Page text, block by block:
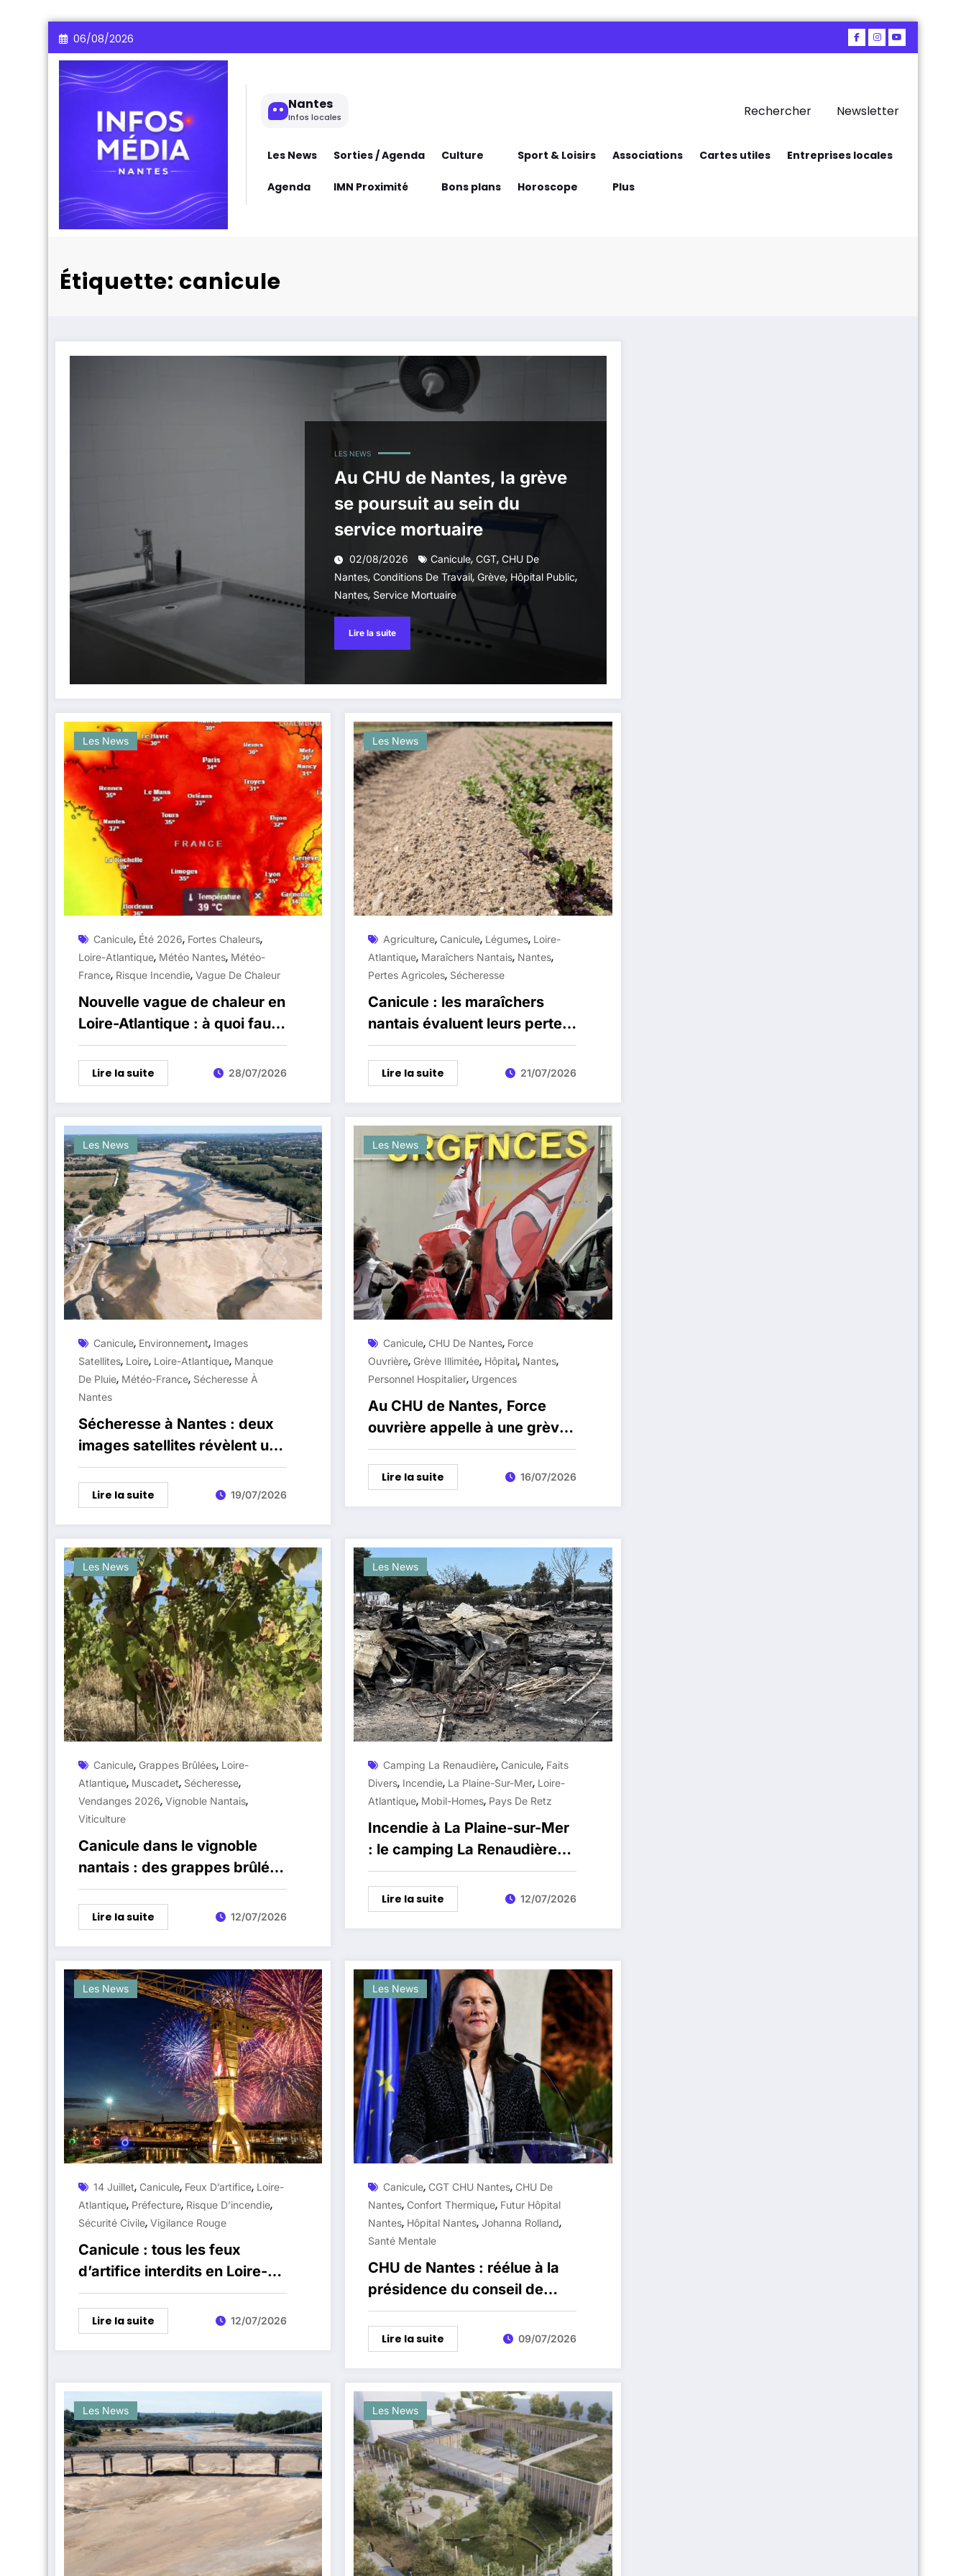
Aller
au
contenu
06/08/2026
Nantes
Infos locales Rechercher Newsletter
Les News Sorties / Agenda Culture Sport & Loisirs Associations Cartes utiles Entreprises locales
Agenda IMN Proximité Bons plans Horoscope Plus
Étiquette: canicule
LES NEWS
Au CHU de Nantes, la grève
se poursuit au sein du
service mortuaire
02/08/2026 Canicule, CGT, CHU De
Nantes, Conditions De Travail, Grève, Hôpital Public,
Nantes, Service Mortuaire
Lire la suite
Les News
Canicule, Été 2026, Fortes Chaleurs,
Loire-Atlantique, Météo Nantes, Météo-
France, Risque Incendie, Vague De Chaleur
Nouvelle vague de chaleur en
Loire-Atlantique : à quoi faut-
il s’attendre cette semaine ?
Lire la suite 28/07/2026
Les News
Agriculture, Canicule, Légumes, Loire-
Atlantique, Maraîchers Nantais, Nantes,
Pertes Agricoles, Sécheresse
Canicule : les maraîchers
nantais évaluent leurs pertes
à 5 millions d’euros
Lire la suite 21/07/2026
Les News
Canicule, Environnement, Images
Satellites, Loire, Loire-Atlantique, Manque
De Pluie, Météo-France, Sécheresse À
Nantes
Sécheresse à Nantes : deux
images satellites révèlent un
paysage transformé en
quelques semaines
Lire la suite 19/07/2026
Les News
Canicule, CHU De Nantes, Force
Ouvrière, Grève Illimitée, Hôpital, Nantes,
Personnel Hospitalier, Urgences
Au CHU de Nantes, Force
ouvrière appelle à une grève
illimitée dès le 19 juillet
Lire la suite 16/07/2026
Les News
Canicule, Grappes Brûlées, Loire-
Atlantique, Muscadet, Sécheresse,
Vendanges 2026, Vignoble Nantais,
Viticulture
Canicule dans le vignoble
nantais : des grappes brûlées
et une récolte sous tension
Lire la suite 12/07/2026
Les News
Camping La Renaudière, Canicule, Faits
Divers, Incendie, La Plaine-Sur-Mer, Loire-
Atlantique, Mobil-Homes, Pays De Retz
Incendie à La Plaine-sur-Mer
: le camping La Renaudière
dévasté en pleine saison
Lire la suite 12/07/2026
Les News
14 Juillet, Canicule, Feux D’artifice, Loire-
Atlantique, Préfecture, Risque D’incendie,
Sécurité Civile, Vigilance Rouge
Canicule : tous les feux
d’artifice interdits en Loire-
Atlantique jusqu’au 15 juillet
Lire la suite 12/07/2026
Les News
Canicule, CGT CHU Nantes, CHU De
Nantes, Confort Thermique, Futur Hôpital
Nantes, Hôpital Nantes,Johanna Rolland,
Santé Mentale
CHU de Nantes : réélue à la
présidence du conseil de
surveillance, Johanna
Rolland défend un débat
“basé sur des faits”
Lire la suite 09/07/2026
Les News Les News